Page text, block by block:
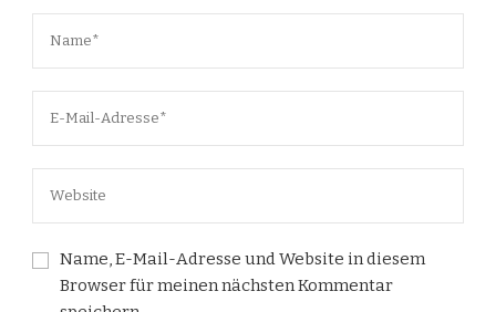
Name, E-Mail-Adresse und Website in diesem
Browser für meinen nächsten Kommentar